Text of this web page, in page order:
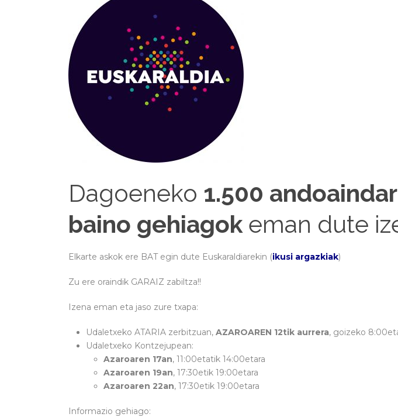
Dagoeneko 1.500
baino gehiagok eman dute
Elkarte askok ere BAT egin dute Euskaraldiarekin (ikusi argazkiak)
Zu ere oraindik GARAIZ zabiltza!!
Izena eman eta jaso zure txapa:
Udaletxeko ATARIA zerbitzuan, AZAROAREN 12tik aurrera, goizeko
Udaletxeko Kontzejupean:
Azaroaren 17an, 11:00etatik 14:00etara
Azaroaren 19an, 17:30etik 19:00etara
Azaroaren 22an, 17:30etik 19:00etara
Informazio gehiago: